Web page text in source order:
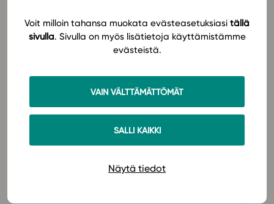
Voit milloin tahansa muokata evästeasetuksiasi tällä
sivulla. Sivulla on myös lisätietoja käyttämistämme
evästeistä.
VAIN VÄLTTÄMÄTTÖMÄT
SALLI KAIKKI
Näytä tiedot
Youtubesta, korjataan ne sisältöihimme
mahdollisimman nopeasti. Sisällössä voidaan myös
helposti huomioida käyttäjän antama palaute.
tapahtumien kuin käyttäjäpalautteenkin mukaan